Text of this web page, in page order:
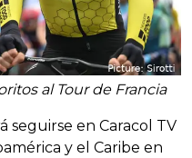
al Tour de Francia
seguirse en Caracol TV
y el Caribe en